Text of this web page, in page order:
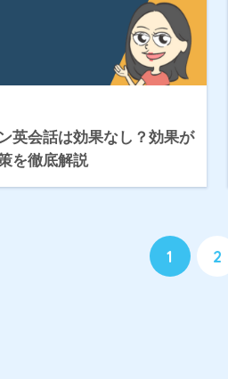
英会話は効果なし？効果が
を徹底解説
1 2